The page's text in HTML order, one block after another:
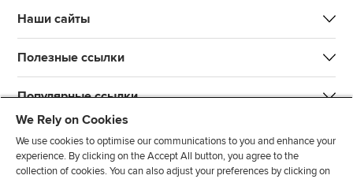
Наши сайты
Полезные ссылки
Популярные ссылки
We Rely on Cookies
We use cookies to optimise our communications to you and enhance your
experience. By clicking on the Accept All button, you agree to the
collection of cookies. You can also adjust your preferences by clicking on